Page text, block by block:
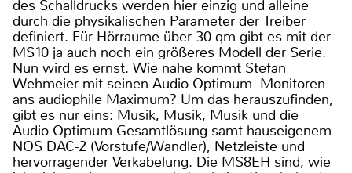
des Schalldrucks werden hier einzig und alleine
durch die physikalischen Parameter der Treiber
definiert. Für Hörraume über 30 qm gibt es mit der
MS10 ja auch noch ein größeres Modell der Serie.
Nun wird es ernst. Wie nahe kommt Stefan
Wehmeier mit seinen Audio-Optimum- Monitoren
ans audiophile Maximum? Um das herauszufinden,
gibt es nur eins: Musik, Musik, Musik und die
Audio-Optimum-Gesamtlösung samt hauseigenem
NOS DAC-2 (Vorstufe/Wandler), Netzleiste und
hervorragender Verkabelung. Die MS8EH sind, wie